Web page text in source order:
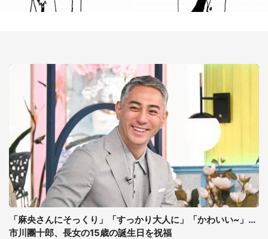
「麻央さんにそっくり」「すっかり大人に」「かわいい~」...
市川團十郎、長女の15歳の誕生日を祝福